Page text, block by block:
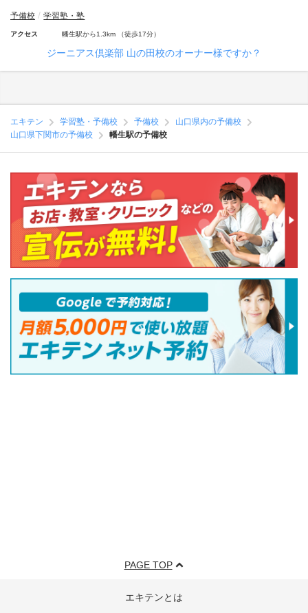
予備校 学習塾・塾
アクセス 幡生駅から1.3km （徒歩17分）
ジーニアス倶楽部 山の田校のオーナー様ですか？
エキテン 学習塾・予備校 予備校
山口県内の予備校
山口県下関市の予備校
幡生駅の予備校
PAGE TOP
エキテンとは